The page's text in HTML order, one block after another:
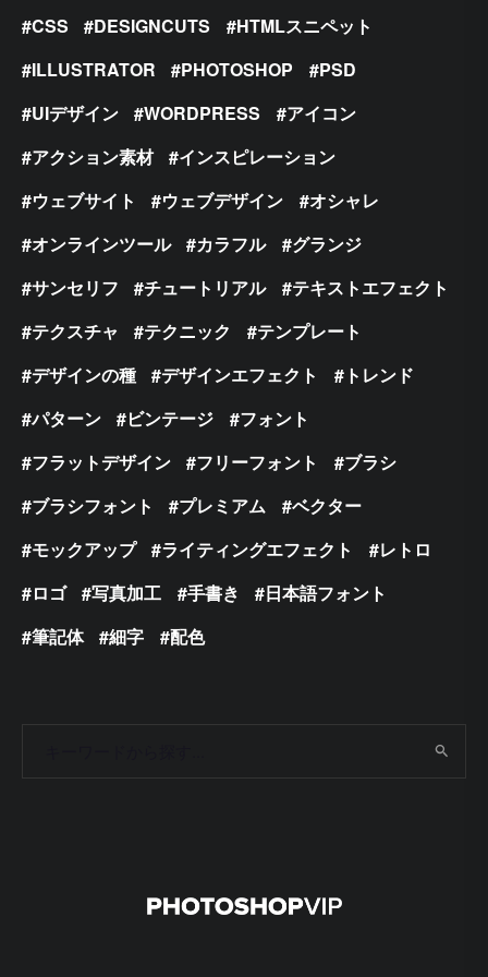
CSS DESIGNCUTS
HTMLスニペット
ILLUSTRATOR
PHOTOSHOP
PSD
UIデザイン
WORDPRESS
アイコン
アクション素材
インスピレーション
ウェブサイト
ウェブデザイン
オシャレ
オンラインツール
カラフル
グランジ
サンセリフ
チュートリアル
テキストエフェクト
テクスチャ
テクニック
テンプレート
デザインの種
デザインエフェクト
トレンド
パターン
ビンテージ
フォント
フラットデザイン
フリーフォント
ブラシ
ブラシフォント
プレミアム
ベクター
モックアップ
ライティングエフェクト
レトロ
ロゴ
写真加工 手書き
日本語フォント
筆記体
細字 配色